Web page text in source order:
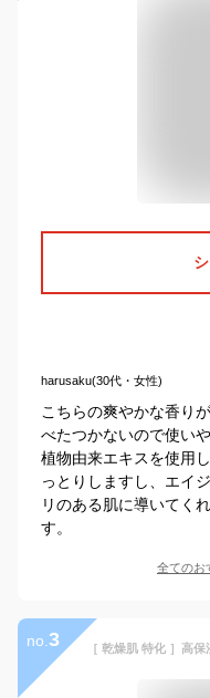
harusaku(30代・女性)
こちらの爽やかな香り
べたつかないので使い
植物由来エキスを使用
っとりしますし、エイ
リのある肌に導いてく
す。
全てのお
no. 3